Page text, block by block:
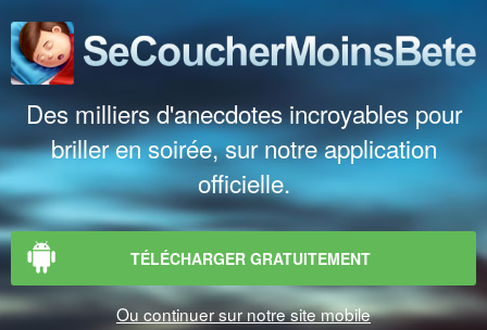
Des milliers d'anecdotes incroyables pour
briller en soirée, sur notre application
officielle.
TÉLÉCHARGER GRATUITEMENT
Ou continuer sur notre site mobile